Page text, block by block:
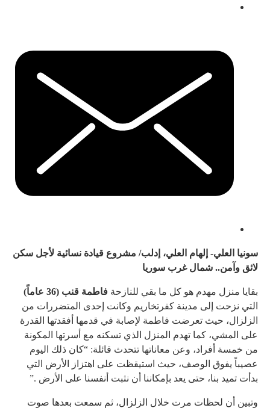
سونيا العلي- إلهام العلي، إدلب/ مشروع قيادة نسائية لأجل سكن
لائق وآمن.. شمال غرب سوريا
بقايا منزل مهدم هو كل ما بقي للنازحة فاطمة قنب (36 عاماً)
التي نزحت إلى مدينة كفرتخاريم وكانت إحدى المتضررات من
الزلزال، حيث تعرضت فاطمة لإصابة في قدمها أفقدتها القدرة
على المشي، كما تهدم المنزل الذي تسكنه مع أسرتها المكونة
من خمسة أفراد، وعن معاناتها تتحدث قائلة: “كان ذلك اليوم
عصيباً يفوق الوصف، حيث استيقظت على اهتزاز الأرض التي
بدأت تميد بنا، حتى يعد بإمكاننا أن نثبت أنفسنا على الأرض .”
وتبين أن لحظات مرت خلال الزلزال، ثم سمعت بعدها صوت